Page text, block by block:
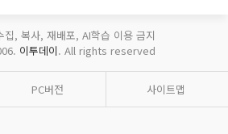
집, 복사, 재배포, AI학습 이용 금지
이투데이. All rights reserved
PC버전 사이트맵